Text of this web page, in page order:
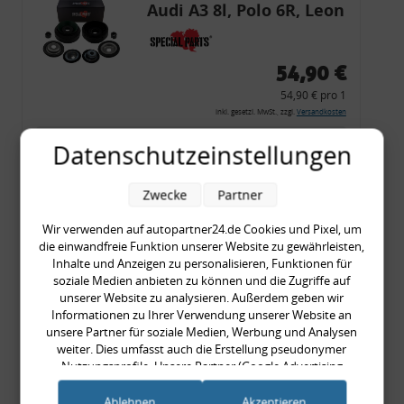
Audi A3 8l, Polo 6R, Leon
54,90 €
54,90 € pro 1
inkl. gesetzl. MwSt., zzgl. Versandkosten
Merkzettel
Rückleuchtenband mit
Blinker, rot, US-Ecken,
Audi 80 Cabrio, Typ 89,
OE-Nr.: 8G0945225 +
8G0945225C
999,99 €
999,99 € pro 1
Datenschutzeinstellungen
Wir verwenden auf autopartner24.de Cookies und Pixel, um
die einwandfreie Funktion unserer Website zu gewährleisten,
Inhalte und Anzeigen zu personalisieren, Funktionen für
soziale Medien anbieten zu können und die Zugriffe auf
unserer Website zu analysieren. Außerdem geben wir
Informationen zu Ihrer Verwendung unserer Website an
unsere Partner für soziale Medien, Werbung und Analysen
weiter. Dies umfasst auch die Erstellung pseudonymer
Nutzungsprofile. Unsere Partner (Google Advertising
Products) führen diese Informationen möglicherweise mit
weiteren Daten zusammen, die Sie ihnen bereitgestellt haben
Zwecke Partner